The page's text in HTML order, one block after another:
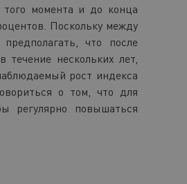
момента и до конца
Поскольку между
что после
нескольких лет,
рост индекса
о том, что для
регулярно повышаться